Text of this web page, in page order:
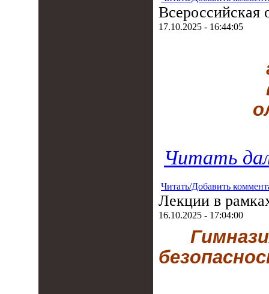
Всероссийская
17.10.2025 - 16:44:05
Читать
Читать/Добавить
Лекции в
16.10.2025 - 17:04:00